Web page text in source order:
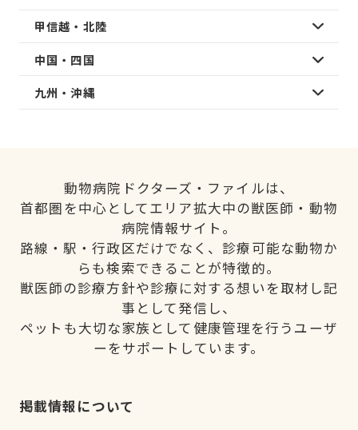
甲信越・北陸
中国・四国
九州・沖縄
動物病院ドクターズ・ファイルは、
首都圏を中心としてエリア拡大中の獣医師・動物
病院情報サイト。
路線・駅・行政区だけでなく、診療可能な動物か
らも検索できることが特徴的。
獣医師の診療方針や診療に対する想いを取材し記
事として発信し、
ペットも大切な家族として健康管理を行うユーザ
ーをサポートしています。
掲載情報について